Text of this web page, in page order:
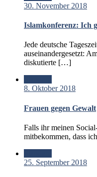
30. November 2018
Islamkonferenz: Ich
Jede deutsche
auseinandergesetzt:
diskutierte […]
8. Oktober 2018
Frauen gegen Gewalt
Falls ihr meinen
mitbekommen, dass
25. September 2018